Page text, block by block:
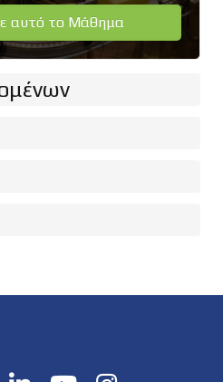
αυτό το Μάθημα